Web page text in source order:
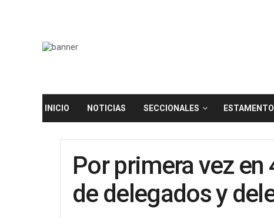
INICIO NOTICIAS SECCIONALES
Por primera vez
de delegados y